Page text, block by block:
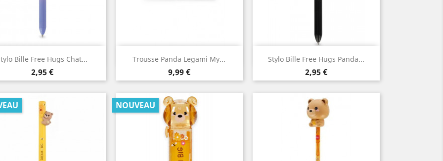
Bille Free Hugs Chat...
Prix
2,95 €
Aperçu rapide Trousse Panda Legami My...
Prix
9,99 €
Aperçu rapide Stylo Bille Free Hugs Panda...
Prix
2,95 €
Aperçu rapide
NOUVEAU